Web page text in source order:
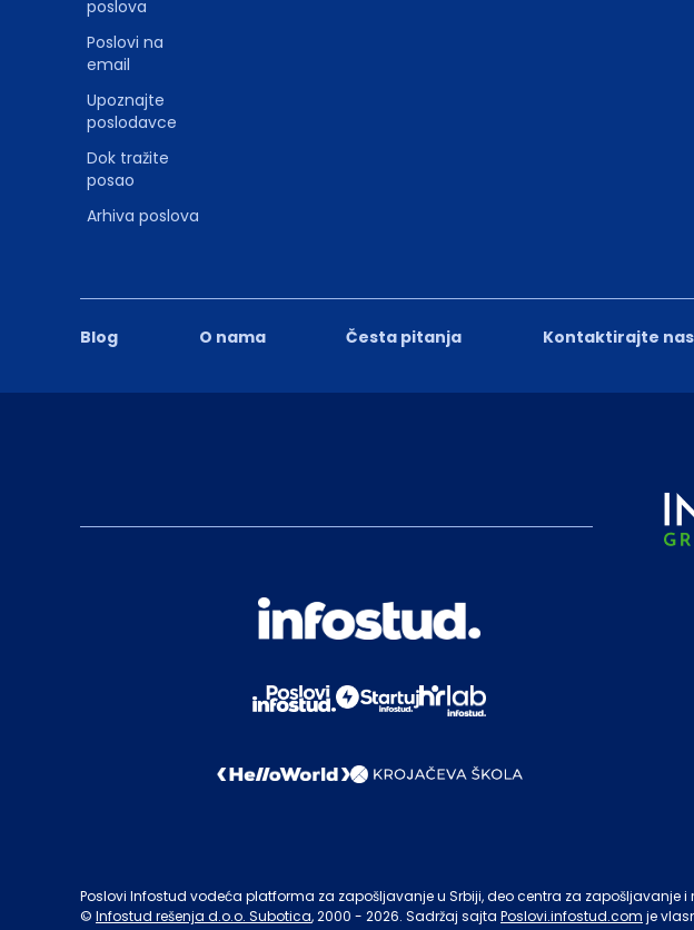
Blog O nama Česta pitanja Kontaktirajte nas
poslova
Poslovi na
email
Upoznajte
poslodavce
Dok tražite
posao
Arhiva poslova
Poslovi Infostud vodeća platforma za zapošljavanje u Srbiji, deo centra za zapošljavanje i
© Infostud rešenja d.o.o. Subotica, 2000 - 2026. Sadržaj sajta Poslovi.infostud.com je